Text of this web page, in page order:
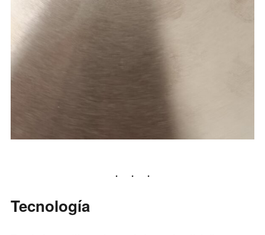
Tecnología